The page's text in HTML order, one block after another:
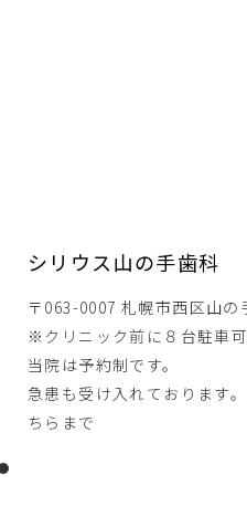
シリウス山の手歯科
〒063-0007 札幌市西区山の
※クリニック前に８台駐車
当院は予約制です。
急患も受け入れております
ちらまで